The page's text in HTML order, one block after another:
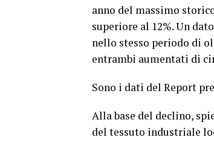
anno del massimo
superiore al 12%. Un
nello stesso periodo di
entrambi aumentati di
Sono i dati del Report
Alla base del declino,
del tessuto industriale